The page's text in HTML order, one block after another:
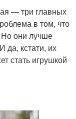
— три главных
в том, что
Но они лучше
да, кстати, их
стать игрушкой